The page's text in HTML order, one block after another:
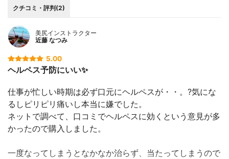
クチコミ・評判(2)
美尻インストラクター
近藤 なつみ
5.00
ヘルペス予防にいい✨
仕事が忙しい時期は必ず口元にヘルペスが・・。?気にな
るしピリピリ痛いし本当に嫌でした。
ネットで調べて、口コミでヘルペスに効くという意見が多
かったので購入しました。
一度なってしまうとなかなか治らず、当たってしまうので